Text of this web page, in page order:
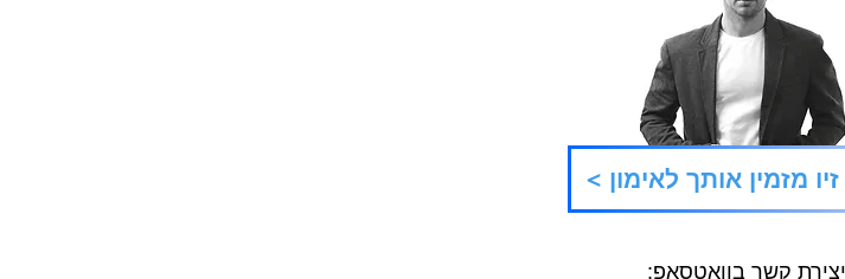
זיו מזמין אותך לאימון
יצירת קשר בוואטסאפ: